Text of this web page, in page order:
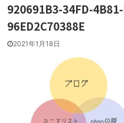
920691B3-34FD-
96ED2C70388E
2021年1月18日